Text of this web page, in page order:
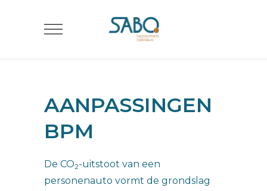
AANPASSINGEN
BPM
De CO2-uitstoot van een
personenauto vormt de grondslag